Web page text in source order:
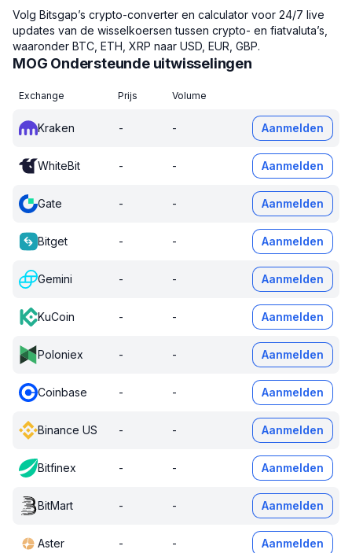
Volg Bitsgap’s crypto-converter en calculator voor 24/7 live
updates van de wisselkoersen tussen crypto- en fiatvaluta’s,
waaronder BTC, ETH, XRP naar USD, EUR, GBP.
MOG Ondersteunde uitwisselingen
Exchange Prijs Volume
Kraken - - Aanmelden
WhiteBit - - Aanmelden
Gate - - Aanmelden
Bitget - - Aanmelden
Gemini - - Aanmelden
KuCoin - - Aanmelden
Poloniex - - Aanmelden
Coinbase - - Aanmelden
Binance US - - Aanmelden
Bitfinex - - Aanmelden
BitMart - - Aanmelden
Aster - - Aanmelden